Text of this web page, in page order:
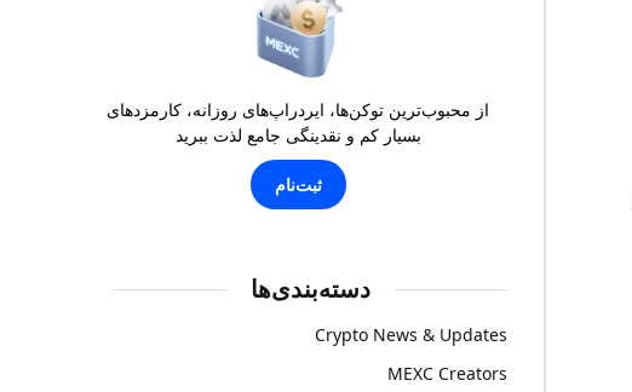
از محبوب‌ترین توکن‌ها، ایردراپ‌های روزانه، کارمزدهای
بسیار کم و نقدینگی جامع لذت ببرید
ثبت‌نام
دسته‌بندی‌ها
Crypto News & Updates
MEXC Creators